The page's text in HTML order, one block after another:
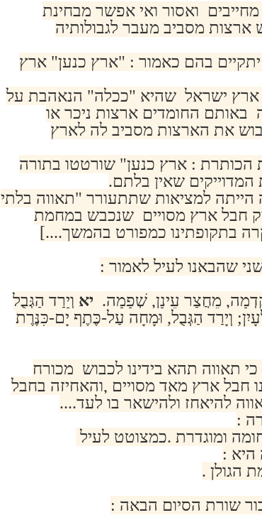
ואסור ואי אפשר מבחינת
מסביב מעבר לגבולותיה
בהם כאמור : "ארץ כנען" ארץ
ארץ ישראל שהיא "ככלה" הנאהבת על
באותם החומדים ארצות ניכר או
את הארצות מסביב לה לארץ
הכותרת : ארץ כנען" שורטטו בתורה
שאין בלתם.
למציאות שתתעורר "תאווה בלתי
חבל ארץ מסויים שנכבש במחמת
בתקופתינו כמפורט בהמשך....]
שהבאנו לעיל לאמור :
מֵחֲצַר עֵינָן, שְׁפָמָה. יא וְיָרַד הַגְּבֻל
וְיָרַד הַגְּבֻל, וּמָחָה עַל-כֶּתֶף יָם-כִּנֶּרֶת
תאווה תהא בידינו לכבוש מכורח
חבל ארץ מאד מסויים ,והאחיזה בחבל
להיאחז ולהישאר בו לעד....
:
ומוגדרת .כמצוטט לעיל
היא :
הגולן .
שורת הסיום הבאה :